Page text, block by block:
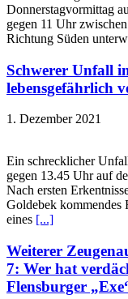
Donnerstagvormittag
gegen 11 Uhr
Richtung Süden
Schwerer Unfall
lebensgefährlich
1. Dezember 2021
Ein schrecklicher
gegen 13.45 Uhr auf
Nach ersten
Goldebek kommendes
eines [...]
Weiterer
7: Wer hat
Flensburger